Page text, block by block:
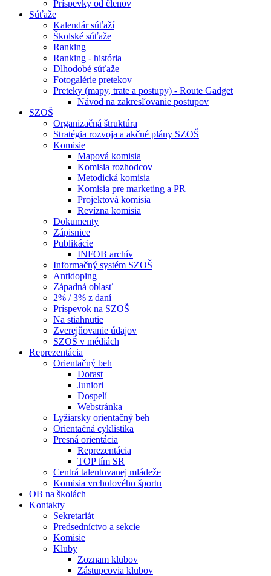
Príspevky od členov
Súťaže
Kalendár súťaží
Školské súťaže
Ranking
Ranking - história
Dlhodobé súťaže
Fotogalérie pretekov
Preteky (mapy, trate a postupy) - Route Gadget
Návod na zakresľovanie postupov
SZOŠ
Organizačná štruktúra
Stratégia rozvoja a akčné plány SZOŠ
Komisie
Mapová komisia
Komisia rozhodcov
Metodická komisia
Komisia pre marketing a PR
Projektová komisia
Revízna komisia
Dokumenty
Zápisnice
Publikácie
INFOB archív
Informačný systém SZOŠ
Antidoping
Západná oblasť
2% / 3% z daní
Príspevok na SZOŠ
Na stiahnutie
Zverejňovanie údajov
SZOŠ v médiách
Reprezentácia
Orientačný beh
Dorast
Juniori
Dospelí
Webstránka
Lyžiarsky orientačný beh
Orientačná cyklistika
Presná orientácia
Reprezentácia
TOP tím SR
Centrá talentovanej mládeže
Komisia vrcholového športu
OB na školách
Kontakty
Sekretariát
Predsedníctvo a sekcie
Komisie
Kluby
Zoznam klubov
Zástupcovia klubov